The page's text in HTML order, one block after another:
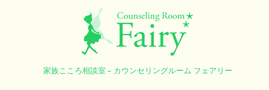
家族こころ相談室 – カウンセリングルーム フェアリー